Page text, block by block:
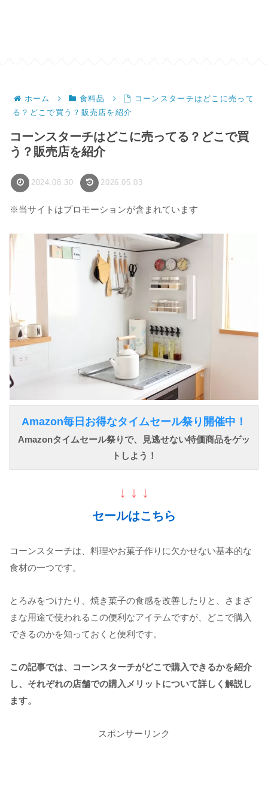
ホーム 食料品
コーンスターチはどこに売って
る？どこで買う？販売店を紹介
コーンスターチはどこに売ってる？どこで買
う？販売店を紹介
2024.08.30 2026.05.03
※当サイトはプロモーションが含まれています
Amazon毎日お得なタイムセール祭り開催中！
Amazonタイムセール祭りで、見逃せない特価商品をゲッ
トしよう！
↓ ↓ ↓
セールはこちら
コーンスターチは、料理やお菓子作りに欠かせない基本的な
食材の一つです。
とろみをつけたり、焼き菓子の食感を改善したりと、さまざ
まな用途で使われるこの便利なアイテムですが、どこで購入
できるのかを知っておくと便利です。
この記事では、コーンスターチがどこで購入できるかを紹介
し、それぞれの店舗での購入メリットについて詳しく解説し
ます。
スポンサーリンク